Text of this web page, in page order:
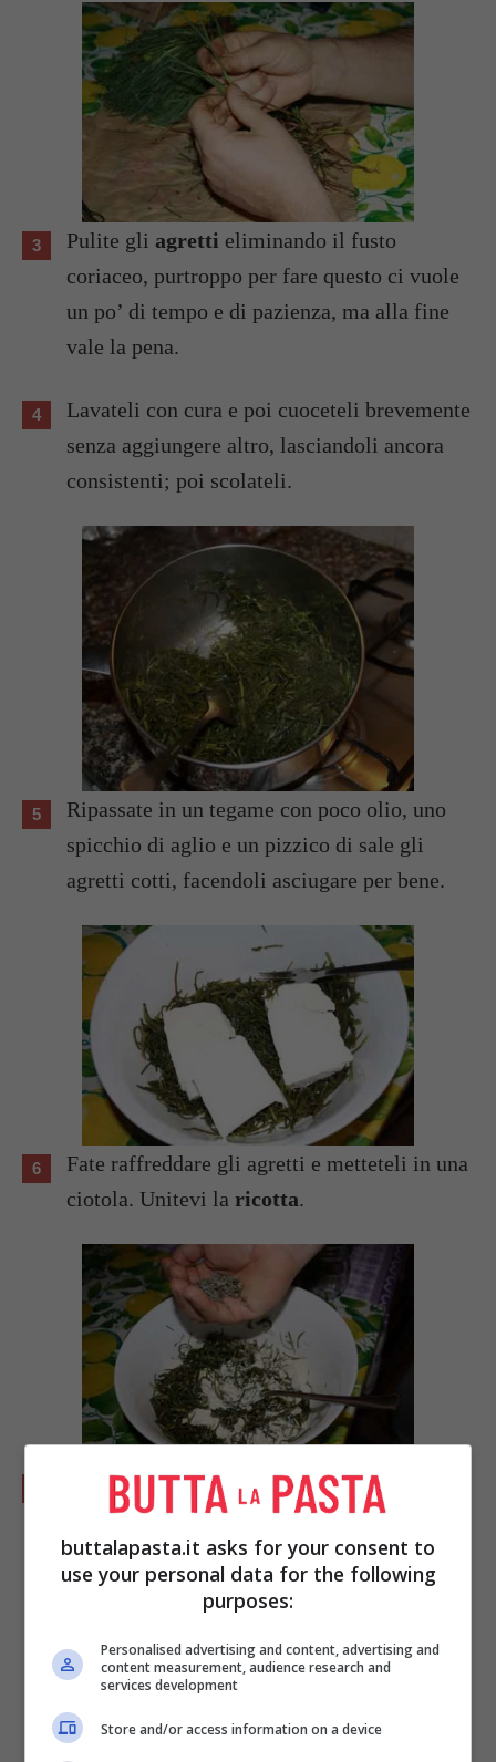
Pulite gli agretti eliminando il fusto
coriaceo, purtroppo per fare questo ci vuole
un po’ di tempo e di pazienza, ma alla fine
vale la pena.
Lavateli con cura e poi cuoceteli brevemente
senza aggiungere altro, lasciandoli ancora
consistenti; poi scolateli.
Ripassate in un tegame con poco olio, uno
spicchio di aglio e un pizzico di sale gli
agretti cotti, facendoli asciugare per bene.
Fate raffreddare gli agretti e metteteli in una
ciotola. Unitevi la ricotta.
Sbriciolate la ricotta con la forchetta e
aggiungete le foglioline di maggiorana
questo caso era maggiorana secca).
buttalapasta.it asks for your consent to
use your personal data for the following
purposes:
Personalised advertising and content, advertising and
content measurement, audience research and
services development
Store and/or access information on a device